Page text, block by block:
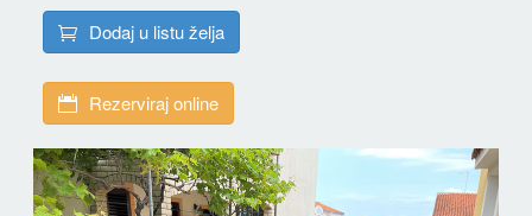
Dodaj u listu želja
Rezerviraj online